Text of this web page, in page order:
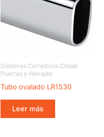
Sistemas Corredizos Closet
Puertas y Herrajes
Tubo ovalado LR1530
Leer más